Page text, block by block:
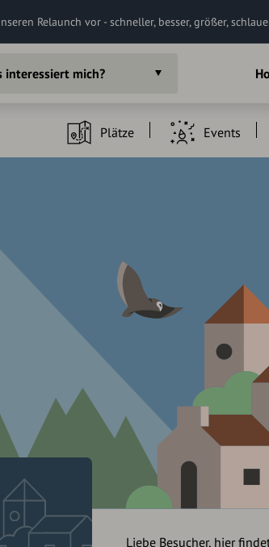
Relaunch vor - schneller, besser, größer,
interessiert mich?
Plätze Events
Liebe Besucher, hier